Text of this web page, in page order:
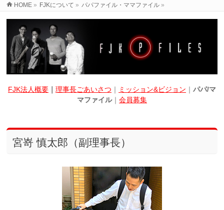
HOME » FJKについて » パパファイル・ママファイル »
FJK法人概要｜ 理事長ごあいさつ ｜ ミッション&ビジョン ｜ パパ/マ
マファイル｜ 会員募集
宮嵜 慎太郎（副理事長）